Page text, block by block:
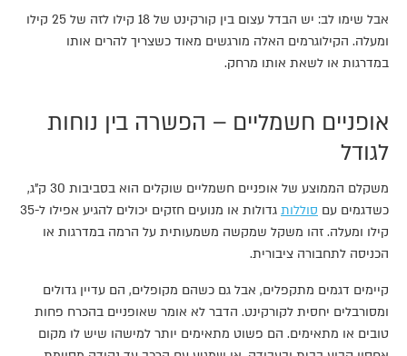
אבל שימו לב: יש הבדל עצום בין קורקינט של 18 קילו לזה של 25 קילו
ומעלה. הקילוגרמים האלה מורגשים מאוד כשצריך להרים אותו
במדרגות או לשאת אותו מרחק.
אופניים חשמליים – הפשרה בין נוחות
לגודל
משקלם הממוצע של אופניים חשמליים שוקלים הוא בסביבות 30 ק"ג,
כשדגמים עם סוללות
גדולות או מנועים חזקים יכולים להגיע אפילו ל-35
קילו ומעלה. זהו משקל שמקשה משמעותית על הרמה במדרגות או
הכניסה לתחבורה ציבורית.
קיימים דגמים מתקפלים, אבל גם כשהם מקופלים, הם עדיין גדולים
ומסורבלים יחסית לקורקינט. הדבר לא אומר שאופניים בהכרח פחות
טובים או מתאימים. הם פשוט מתאימים יותר למישהו שיש לו מקום